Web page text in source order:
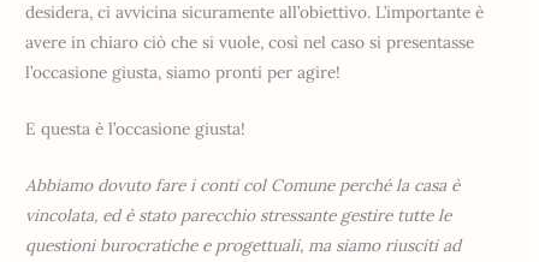
desidera, ci avvicina sicuramente all’obiettivo. L’importante è
avere in chiaro ciò che si vuole, così nel caso si presentasse
l’occasione giusta, siamo pronti per agire!
E questa è l’occasione giusta!
Abbiamo dovuto fare i conti col Comune perché la casa è
vincolata, ed è stato parecchio stressante gestire tutte le
questioni burocratiche e progettuali, ma siamo riusciti ad